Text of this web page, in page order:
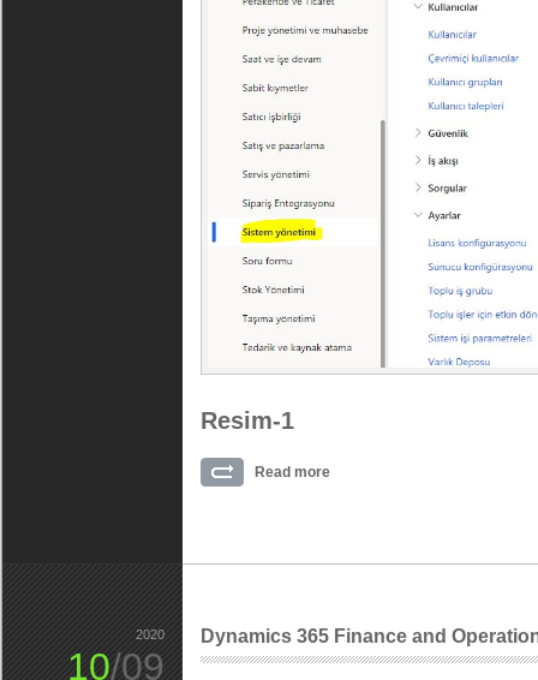
Resim-1
Read more
Dynamics 365 Finance and
2020
10/09